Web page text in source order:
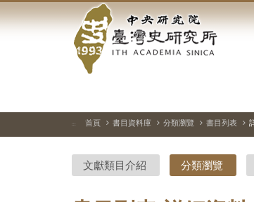
到
中
央
研
院-
臺
灣
::: 首頁 書目資料庫 分類瀏覽 書目列表
文獻類目介紹 分類瀏覽